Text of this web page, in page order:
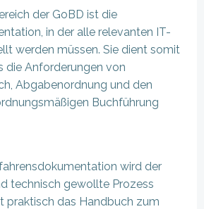
der GoBD ist die
in der alle relevanten IT-
werden müssen. Sie dient somit
die Anforderungen von
Abgabenordnung und den
Buchführung
wird der
technisch gewollte Prozess
praktisch das Handbuch zum